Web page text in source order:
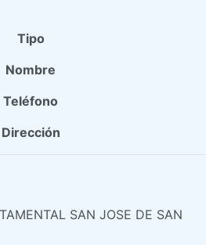
Tipo
Nombre
Teléfono
Dirección
SAN JOSE DE SAN